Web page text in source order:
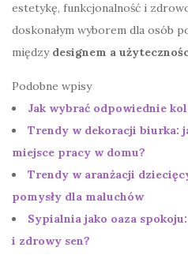
estetykę, funkcjonalność i
doskonałym wyborem dla osób
między designem a
Podobne wpisy
Jak wybrać odpowiednie
Trendy w dekoracji biurka:
miejsce pracy w domu?
Trendy w aranżacji
pomysły dla maluchów
Sypialnia jako oaza
i zdrowy sen?